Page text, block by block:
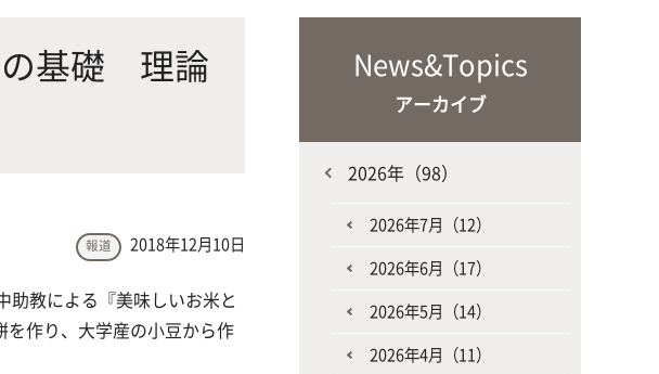
附属施設・教育研究関連施設
応
人と動物との共生を目指し、動物の
の基礎 理論
報道 2018年12月10日
教による『美味しいお米と
作り、大学産の小豆から作
News&Topics
アーカイブ
2026年（98）
2026年7月（12）
2026年6月（17）
2026年5月（14）
2026年4月（11）